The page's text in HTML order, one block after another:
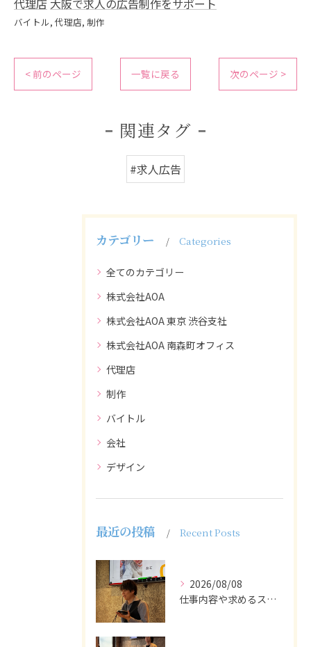
代理店 大阪で求人の広告制作をサポート
バイトル 代理店 制作
< 前のページ 一覧に戻る 次のページ >
関連タグ
#求人広告
カテゴリー Categories
全てのカテゴリー
株式会社AOA
株式会社AOA 東京 渋谷支社
株式会社AOA 南森町オフィス
代理店
制作
バイトル
会社
デザイン
最近の投稿 Recent Posts
2026/08/08
仕事内容や求めるスキルを明確にし、ターゲット層に響くメッセー...